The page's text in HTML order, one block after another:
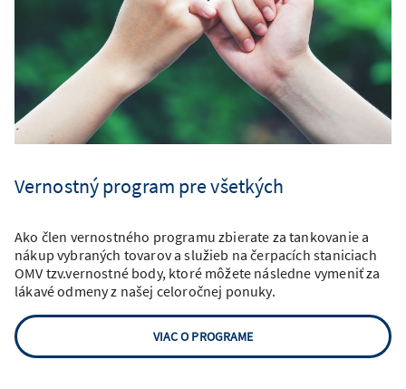
Vernostný program pre všetkých
Ako člen vernostného programu zbierate za tankovanie a
nákup vybraných tovarov a služieb na čerpacích staniciach
OMV tzv.vernostné body, ktoré môžete následne vymeniť za
lákavé odmeny z našej celoročnej ponuky.
VIAC O PROGRAME